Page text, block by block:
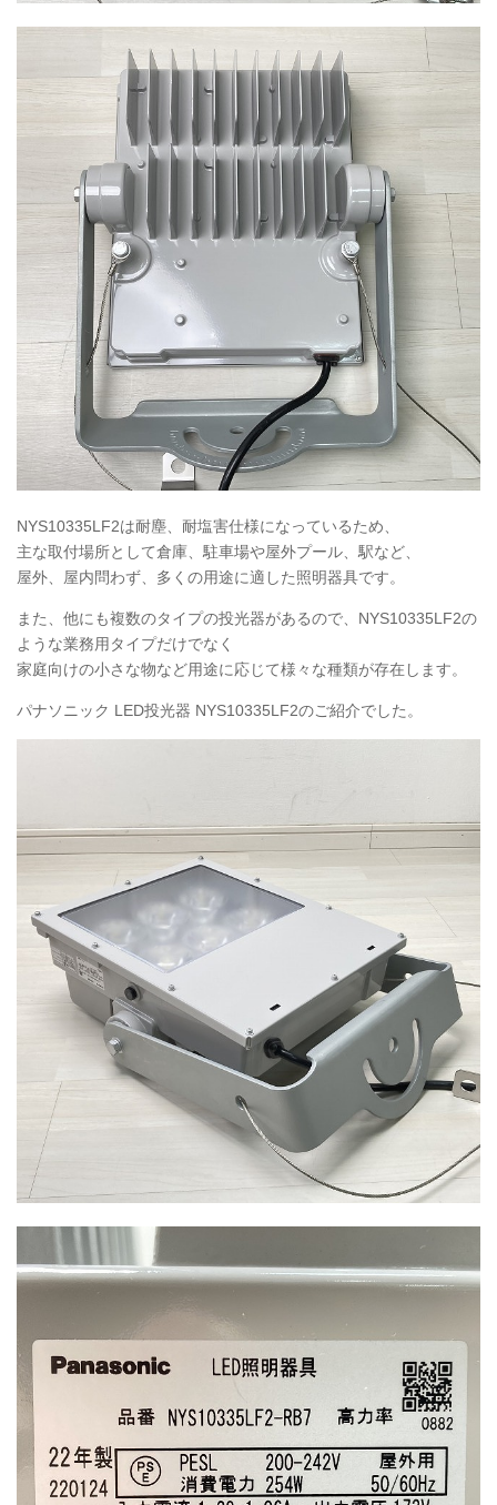
NYS10335LF2は耐塵、耐塩害仕様になっているため、
主な取付場所として倉庫、駐車場や屋外プール、駅など、
屋外、屋内問わず、多くの用途に適した照明器具です。
また、他にも複数のタイプの投光器があるので、NYS10335LF2の
ような業務用タイプだけでなく
家庭向けの小さな物など用途に応じて様々な種類が存在します。
パナソニック LED投光器 NYS10335LF2のご紹介でした。